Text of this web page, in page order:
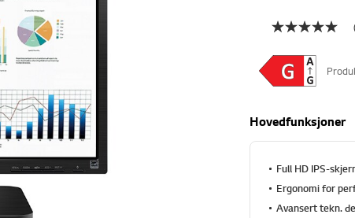
i
.
Hovedfunksjoner
Full HD IPS-
Ergonomi for
Avansert tekn.